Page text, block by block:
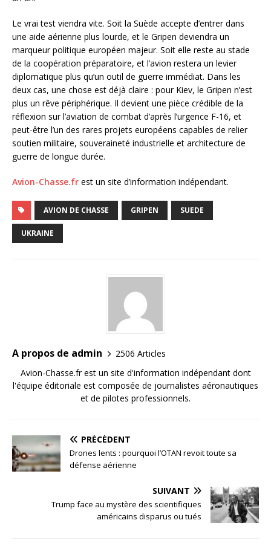
Le vrai test viendra vite. Soit la Suède accepte d’entrer dans
une aide aérienne plus lourde, et le Gripen deviendra un
marqueur politique européen majeur. Soit elle reste au stade
de la coopération préparatoire, et l’avion restera un levier
diplomatique plus qu’un outil de guerre immédiat. Dans les
deux cas, une chose est déjà claire : pour Kiev, le Gripen n’est
plus un rêve périphérique. Il devient une pièce crédible de la
réflexion sur l’aviation de combat d’après l’urgence F-16, et
peut-être l’un des rares projets européens capables de relier
soutien militaire, souveraineté industrielle et architecture de
guerre de longue durée.
Avion-Chasse.fr est un site d’information indépendant.
AVION DE CHASSE GRIPEN SUEDE
UKRAINE
A propos de admin
2506 Articles
Avion-Chasse.fr est un site d'information indépendant dont
l'équipe éditoriale est composée de journalistes aéronautiques
et de pilotes professionnels.
PRÉCÉDENT
Drones lents : pourquoi l’OTAN revoit toute sa
défense aérienne
SUIVANT
Trump face au mystère des scientifiques
américains disparus ou tués